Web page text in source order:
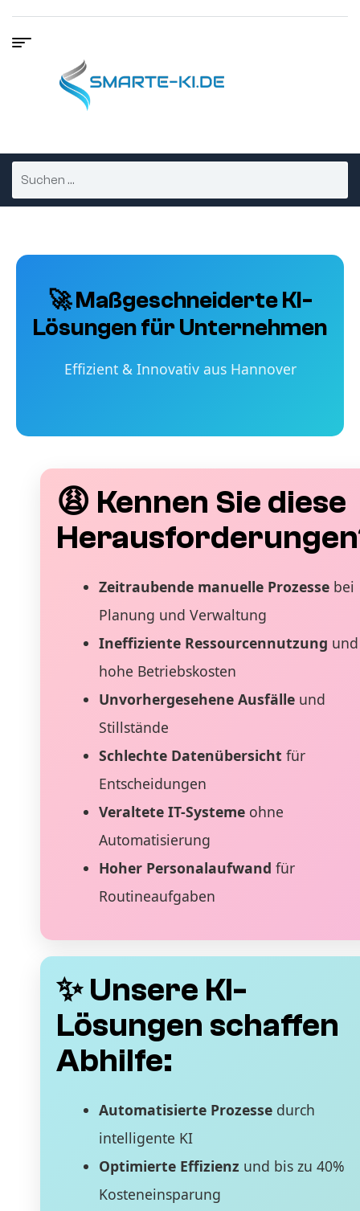
🚀 Maßgeschneiderte KI-
Lösungen für Unternehmen
Effizient & Innovativ aus Hannover
😩 Kennen Sie diese
Zeitraubende manuelle Prozessebei
Planung und Verwaltung
Ineffiziente Ressourcennutzung und
hohe Betriebskosten
Unvorhergesehene Ausfälleund
Stillstände
Schlechte Datenübersicht für
Entscheidungen
Veraltete IT-Systemeohne
Automatisierung
Hoher Personalaufwand für
Routineaufgaben
✨ Unsere KI-
Lösungen schaffen
Abhilfe:
Automatisierte Prozessedurch
intelligente KI
Optimierte Effizienz und bis zu 40%
Kosteneinsparung